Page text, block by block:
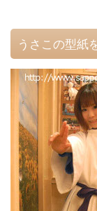
うさこの型紙